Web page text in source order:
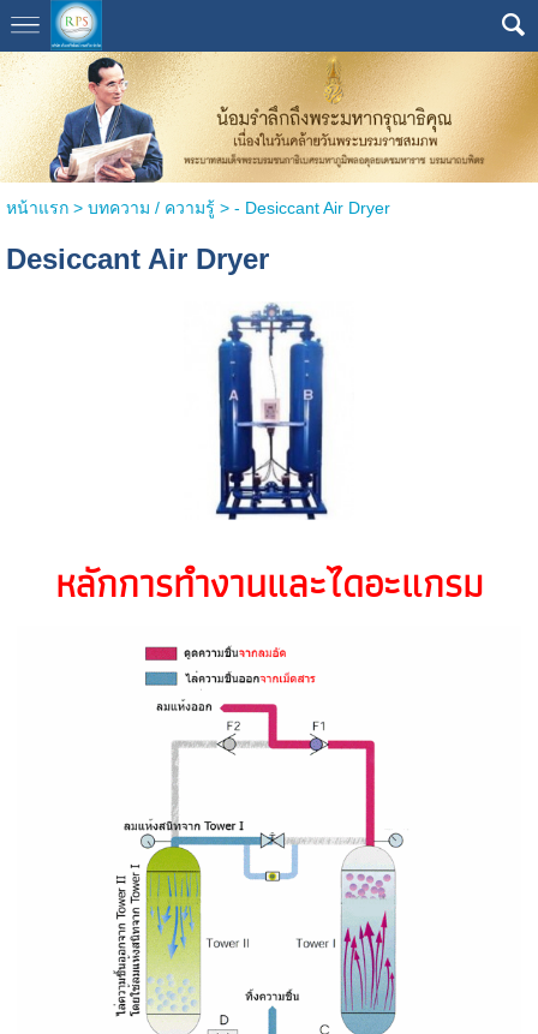
หน้าแรก> บทความ / ความรู้ > - Desiccant Air Dryer
Desiccant Air Dryer
หลักการทำงานและไดอะแกรม